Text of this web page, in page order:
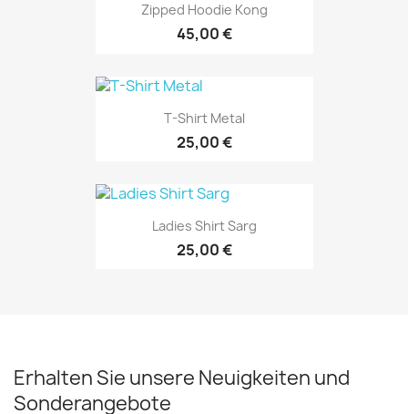
Zipped Hoodie Kong
45,00 €
T-Shirt Metal
25,00 €
Ladies Shirt Sarg
25,00 €
Erhalten Sie unsere Neuigkeiten und
Sonderangebote